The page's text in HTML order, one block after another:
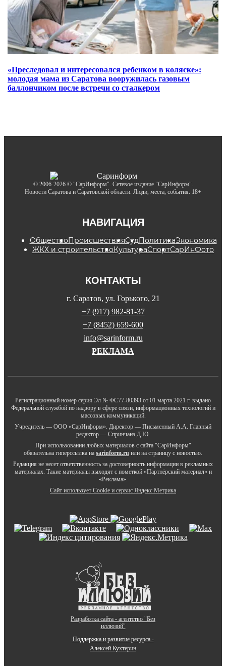
«Преследовал и интересовался ребенком в коляске»:
молодая мама из Саратова вооружилась газовым
баллончиком после встречи со сталкером
© 2006-2026 © "СарИнформ". Сетевое издание "СарИнформ".
Новости Саратова и Саратовской области. Люди, места, события. 18+
НАВИГАЦИЯ
ОбществоПроисшествияСудПолитикаЭкономика
ЖКХ и строительствоКультураСпортСарИнФото
КОНТАКТЫ
г. Саратов, ул. Горького, 21
+7 (917) 982-81-37
+7 (8452) 659-600
info@sarinform.ru
РЕКЛАМА
Регистрационный номер серия Эл № ФС77-80393 от 01 марта 2021 г. выдано
Федеральной службой по надзору в сфере связи, информационных технологий и
массовых коммуникаций.
Учредитель — ООО «СарИнформ». Директор — Письменный А.А. Главный
редактор — Спринчанэ Д.Ю.
При использовании любых материалов с сайта "СарИнформ"
обязательна гиперссылка на sarinform.ru или на страницу с новостью.
Редакция не несет ответственность за достоверность информации в рекламных
материалах. Такие материалы выходят с пометкой «Партнёрский материал» и
«Реклама».
Сайт использует Cookie и сервиc Яндекс.Метрика
Разработка сайта - агентство "Без
иллюзий"
Поддержка и развитие ресурса -
Алексей Кухтерин